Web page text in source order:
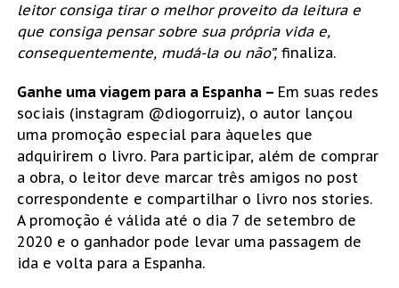
leitor consiga tirar o melhor proveito da leitura e
que consiga pensar sobre sua própria vida e,
consequentemente, mudá-la ou não”, finaliza.
Ganhe uma viagem para a Espanha – Em suas redes
sociais (instagram @diogorruiz), o autor lançou
uma promoção especial para àqueles que
adquirirem o livro. Para participar, além de comprar
a obra, o leitor deve marcar três amigos no post
correspondente e compartilhar o livro nos stories.
A promoção é válida até o dia 7 de setembro de
2020 e o ganhador pode levar uma passagem de
ida e volta para a Espanha.